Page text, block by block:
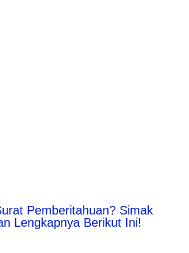
Pemberitahuan? Simak
Lengkapnya Berikut Ini!